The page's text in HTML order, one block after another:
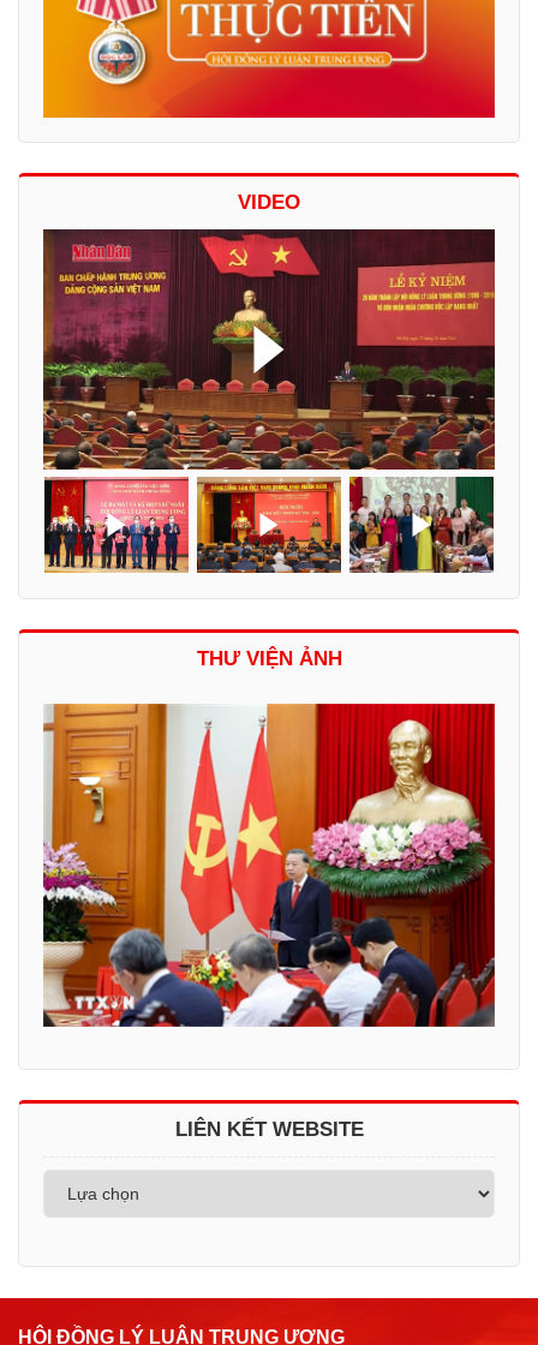
VIDEO
THƯ VIỆN ẢNH
LIÊN KẾT WEBSITE
HỘI ĐỒNG LÝ LUẬN TRUNG ƯƠNG